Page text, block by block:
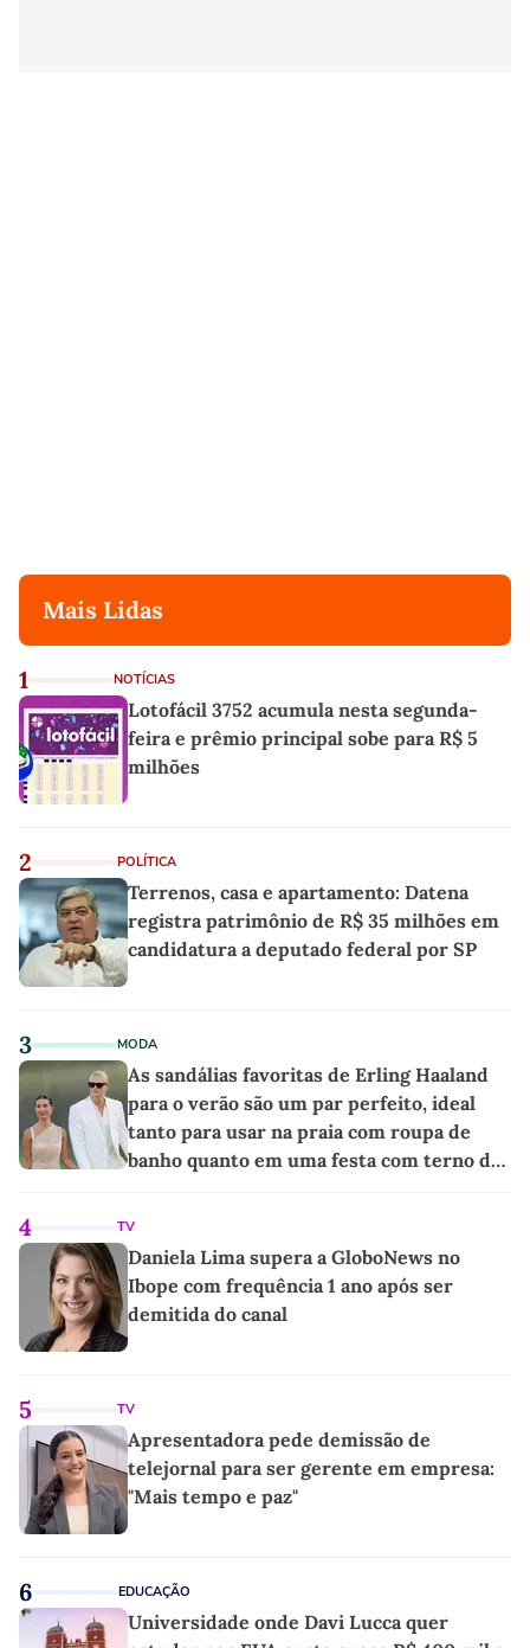
Mais Lidas
1 NOTÍCIAS
Lotofácil 3752 acumula nesta segunda-
feira e prêmio principal sobe para R$ 5
milhões
2 POLÍTICA
Terrenos, casa e apartamento: Datena
registra patrimônio de R$ 35 milhões em
candidatura a deputado federal por SP
3 MODA
As sandálias favoritas de Erling Haaland
para o verão são um par perfeito, ideal
tanto para usar na praia com roupa de
banho quanto em uma festa com terno de
4 TV
Daniela Lima supera a GloboNews no
Ibope com frequência 1 ano após ser
demitida do canal
5 TV
Apresentadora pede demissão de
telejornal para ser gerente em empresa:
"Mais tempo e paz"
6 EDUCAÇÃO
Universidade onde Davi Lucca quer